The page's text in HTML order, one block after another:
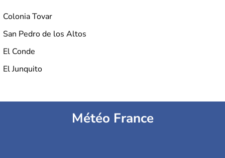
Colonia Tovar
San Pedro de los Altos
El Conde
El Junquito
Météo France